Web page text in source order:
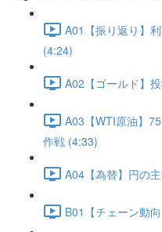
A01【振り返り】
(4:24)
A02【ゴールド】
A03【WTI原油】
作戦 (4:33)
A04【為替】円の
B01【チェーン動